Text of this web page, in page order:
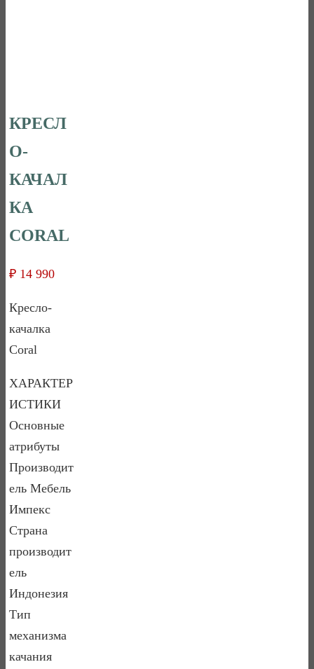
КРЕСЛ
О-
КАЧАЛ
КА
CORAL
₽ 14 990
Кресло-
качалка
Coral
ХАРАКТЕР
ИСТИКИ
Основные
атрибуты
Производит
ель Мебель
Импекс
Страна
производит
ель
Индонезия
Тип
механизма
качания